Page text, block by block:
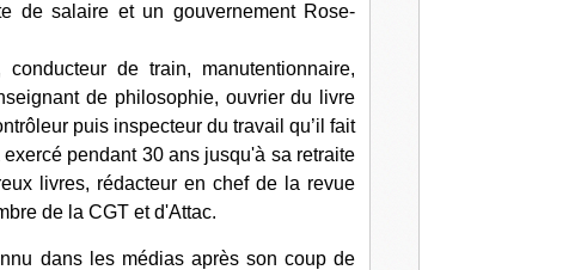
de salaire et un gouvernement Rose-
de train, manutentionnaire,
de philosophie, ouvrier du livre
puis inspecteur du travail qu’il fait
pendant 30 ans jusqu'à sa retraite
livres, rédacteur en chef de la revue
de la CGT et d'Attac.
dans les médias après son coup de